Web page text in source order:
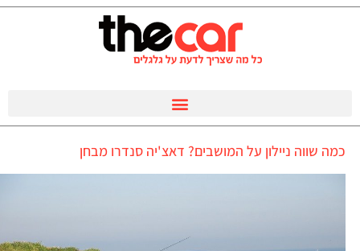
כמה שווה ניילון על המושבים? דאצ'יה סנדרו מבחן